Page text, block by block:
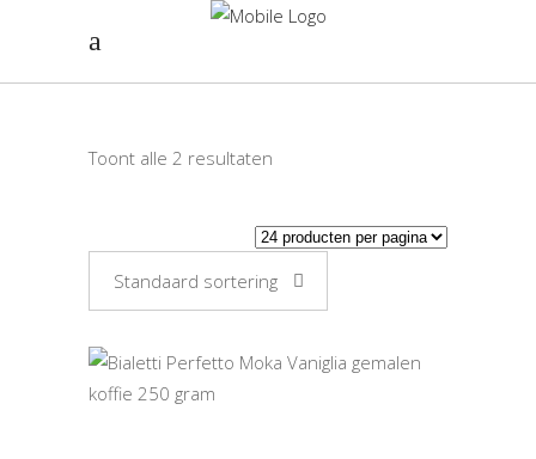
Toont alle 2 resultaten
Standaard sortering
WINKELWAGEN